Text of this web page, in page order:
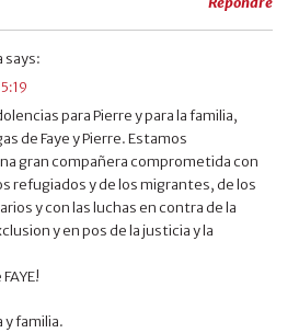
says:
para Pierre y para la familia,
de Faye y Pierre. Estamos
gran compañera comprometida con
refugiados y de los migrantes, de los
y con las luchas en contra de la
y en pos de la justicia y la
y familia.